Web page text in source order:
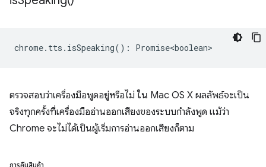
chrome. tts . isSpeaking() : Promise<boolean>
ตรวจสอบว่าเครื่องมือพูดอยู่หรือไม่ ใน Mac OS X ผลลัพธ์จะเป็น
จริงทุกครั้งที่เครื่องมืออ่านออกเสียงของระบบกำลังพูด แม้ว่า
Chrome จะไม่ได้เป็นผู้เริ่มการอ่านออกเสียงก็ตาม
การคืนสินค้า